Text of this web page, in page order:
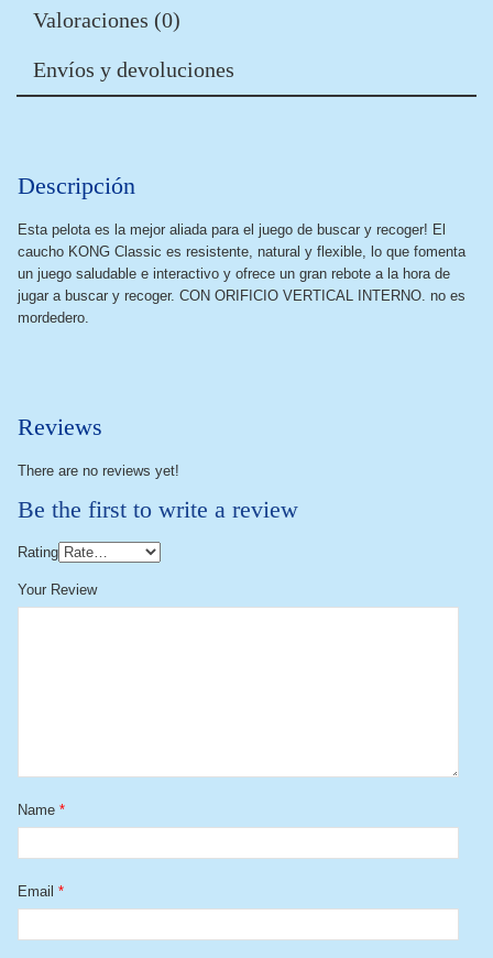
Valoraciones (0)
Envíos y devoluciones
Descripción
Esta pelota es la mejor aliada para el juego de buscar y recoger! El
caucho KONG Classic es resistente, natural y flexible, lo que fomenta
un juego saludable e interactivo y ofrece un gran rebote a la hora de
jugar a buscar y recoger. CON ORIFICIO VERTICAL INTERNO. no es
mordedero.
Reviews
There are no reviews yet!
Be the first to write a review
Rating
Your Review
Name *
Email *